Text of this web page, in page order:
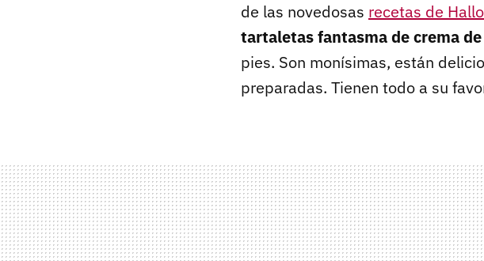
de las novedosas recetas de
tartaletas fantasma de crema
pies. Son monísimas, están
preparadas. Tienen todo a su